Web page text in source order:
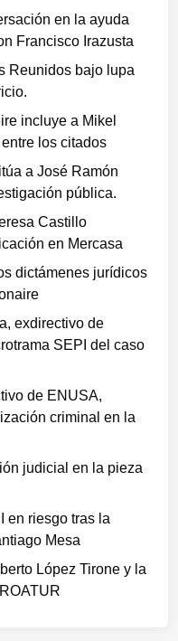
en la ayuda
Francisco Irazusta
Reunidos bajo lupa
incluye a Mikel
los citados
a José Ramón
pública.
Castillo
en Mercasa
dictámenes jurídicos
exdirectivo de
SEPI del caso
de ENUSA,
criminal en la
judicial en la pieza
en riesgo tras la
Mesa
López Tirone y la